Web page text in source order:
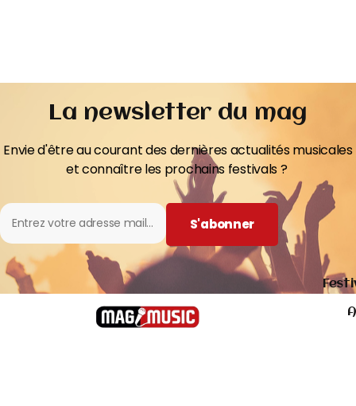
La newsletter du mag
Envie d'être au courant des dernières actualités musicales
et connaître les prochains festivals ?
S'abonner